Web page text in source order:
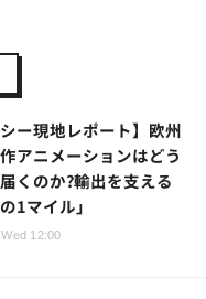
シー現地レポート】欧州
アニメーションはどう
くのか?輸出を支える
1マイル」
12:00